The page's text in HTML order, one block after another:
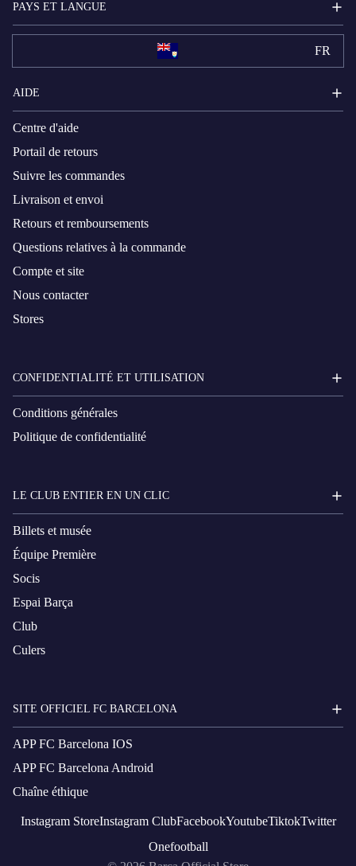
PAYS ET LANGUE
FR
AIDE
Centre d'aide
Portail de retours
Suivre les commandes
Livraison et envoi
Retours et remboursements
Questions relatives à la commande
Compte et site
Nous contacter
Stores
CONFIDENTIALITÉ ET UTILISATION
Conditions générales
Politique de confidentialité
LE CLUB ENTIER EN UN CLIC
Billets et musée
Équipe Première
Socis
Espai Barça
Club
Culers
SITE OFFICIEL FC BARCELONA
APP FC Barcelona IOS
APP FC Barcelona Android
Chaîne éthique
Instagram StoreInstagram ClubFacebookYoutubeTiktokTwitter
Onefootball